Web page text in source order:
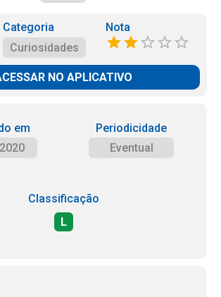
Categoria
Curiosidades
Nota
NO APLICATIVO
em
Periodicidade
Eventual
Classificação
L